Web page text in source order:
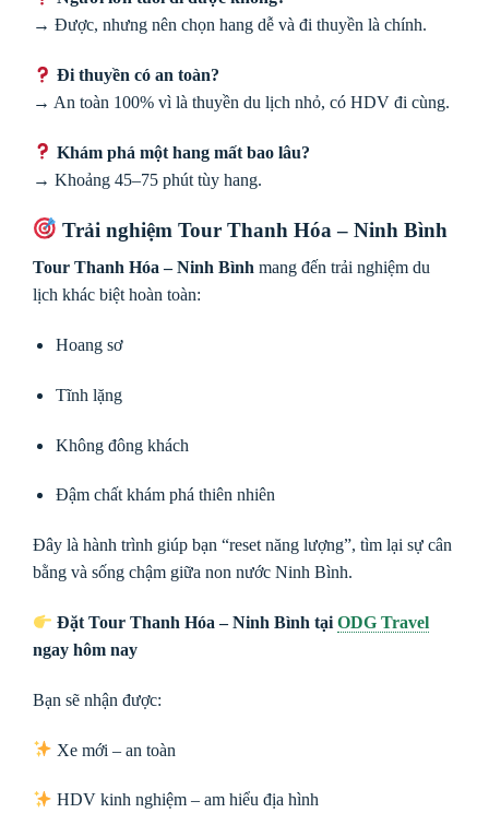
→ Được, nhưng nên chọn hang dễ và đi thuyền là chính.
Đi thuyền có an toàn?
→ An toàn 100% vì là thuyền du lịch nhỏ, có HDV đi cùng.
Khám phá một hang mất bao lâu?
→ Khoảng 45–75 phút tùy hang.
Trải nghiệm Tour Thanh Hóa – Ninh Bình
Tour Thanh Hóa – Ninh Bình mang đến trải nghiệm du
lịch khác biệt hoàn toàn:
Hoang sơ
Tĩnh lặng
Không đông khách
Đậm chất khám phá thiên nhiên
Đây là hành trình giúp bạn “reset năng lượng”, tìm lại sự cân
bằng và sống chậm giữa non nước Ninh Bình.
Đặt Tour Thanh Hóa – Ninh Bình tạiODG Travel
ngay hôm nay
Bạn sẽ nhận được:
Xe mới – an toàn
HDV kinh nghiệm – am hiểu địa hình